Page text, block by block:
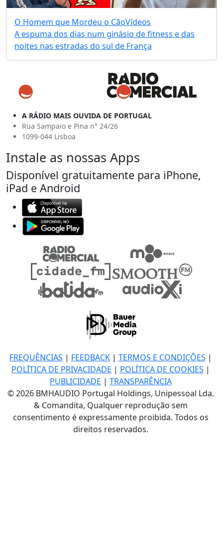
O Homem que Mordeu o CãoVídeos
A espuma dos dias num ginásio de fitness e das
noites nas estradas do sul de França
A RÁDIO MAIS OUVIDA DE PORTUGAL
Rua Sampaio e Pina n° 24/26
1099-044 Lisboa
Instale as nossas Apps
Disponível gratuitamente para iPhone,
iPad e Android
FREQUÊNCIAS | FEEDBACK| TERMOS E CONDIÇÕES |
POLÍTICA DE PRIVACIDADE | POLÍTICA DE COOKIES |
PUBLICIDADE | TRANSPARÊNCIA
© 2026 BMHAUDIO Portugal Holdings, Unipessoal Lda.
& Comandita, Qualquer reprodução sem
consentimento é expressamente proibida. Todos os
direitos reservados.